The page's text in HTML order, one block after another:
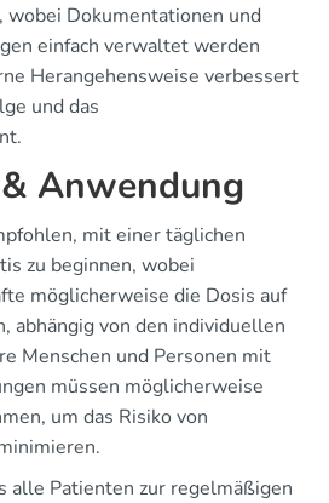
wobei Dokumentationen und
einfach verwaltet werden
Herangehensweise verbessert
und das
Anwendung
mit einer täglichen
zu beginnen, wobei
möglicherweise die Dosis auf
abhängig von den individuellen
Menschen und Personen mit
müssen möglicherweise
um das Risiko von
alle Patienten zur regelmäßigen